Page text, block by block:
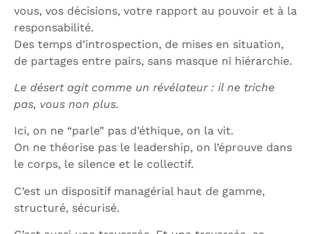
vous, vos décisions, votre rapport au pouvoir et à la
responsabilité.
Des temps d’introspection, de mises en situation,
de partages entre pairs, sans masque ni hiérarchie.
Le désert agit comme un révélateur : il ne triche
pas, vous non plus.
Ici, on ne “parle” pas d’éthique, on la vit.
On ne théorise pas le leadership, on l’éprouve dans
le corps, le silence et le collectif.
C’est un dispositif managérial haut de gamme,
structuré, sécurisé.